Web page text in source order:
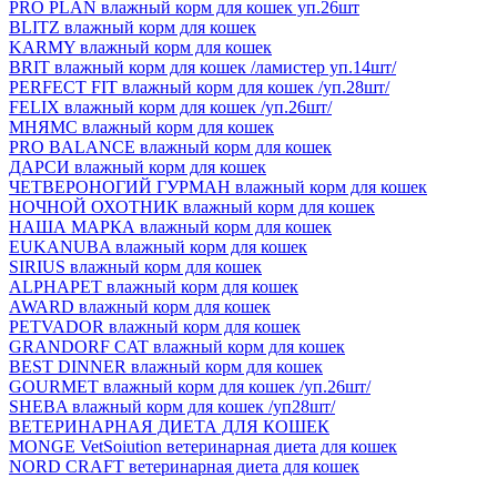
PRO PLAN влажный корм для кошек уп.26шт
BLITZ влажный корм для кошек
KARMY влажный корм для кошек
BRIT влажный корм для кошек /ламистер уп.14шт/
PERFECT FIT влажный корм для кошек /уп.28шт/
FELIX влажный корм для кошек /уп.26шт/
МНЯМС влажный корм для кошек
PRO BALANCE влажный корм для кошек
ДАРСИ влажный корм для кошек
ЧЕТВЕРОНОГИЙ ГУРМАН влажный корм для кошек
НОЧНОЙ ОХОТНИК влажный корм для кошек
НАША МАРКА влажный корм для кошек
EUKANUBA влажный корм для кошек
SIRIUS влажный корм для кошек
ALPHAPET влажный корм для кошек
AWARD влажный корм для кошек
PETVADOR влажный корм для кошек
GRANDORF CAT влажный корм для кошек
BEST DINNER влажный корм для кошек
GOURMET влажный корм для кошек /уп.26шт/
SHEBA влажный корм для кошек /уп28шт/
ВЕТЕРИНАРНАЯ ДИЕТА ДЛЯ КОШЕК
MONGE VetSoiution ветеринарная диета для кошек
NORD CRAFT ветеринарная диета для кошек